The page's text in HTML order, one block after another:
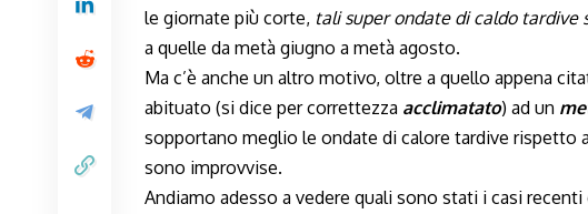
le giornate più corte, tali super ondate di caldo tardive
a quelle da metà giugno a metà agosto.
Ma c’è anche un altro motivo, oltre a quello appena
abituato (si dice per correttezza acclimatato) ad un
sopportano meglio le ondate di calore tardive
sono improvvise.
Andiamo adesso a vedere quali sono stati i casi